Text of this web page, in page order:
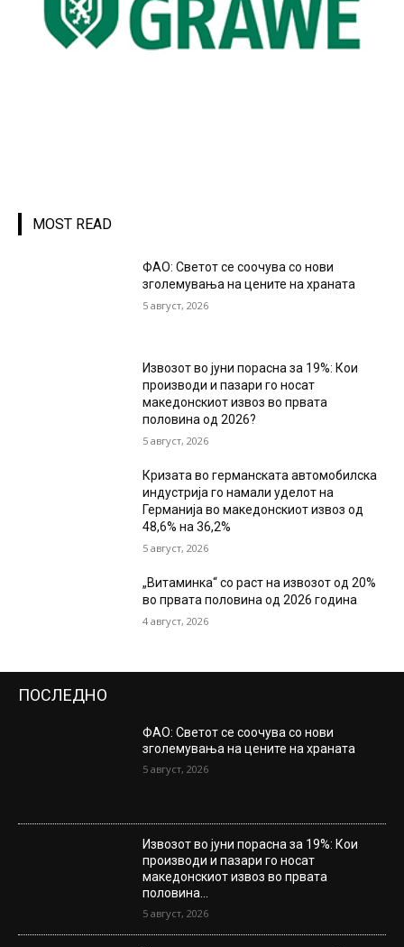
MOST READ
ФАО: Светот се соочува со нови
зголемувања на цените на храната
5 август, 2026
Извозот во јуни порасна за 19%: Кои
производи и пазари го носат
македонскиот извоз во првата
половина од 2026?
5 август, 2026
Кризата во германската автомобилска
индустрија го намали уделот на
Германија во македонскиот извоз од
48,6% на 36,2%
5 август, 2026
„Витаминка“ со раст на извозот од 20%
во првата половина од 2026 година
4 август, 2026
ПОСЛЕДНО
ФАО: Светот се соочува со нови
зголемувања на цените на храната
5 август, 2026
Извозот во јуни порасна за 19%: Кои
производи и пазари го носат
македонскиот извоз во првата
половина...
5 август, 2026